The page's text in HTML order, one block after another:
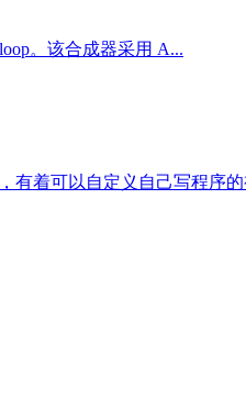
。该合成器采用 A...
有着可以自定义自己写程序的